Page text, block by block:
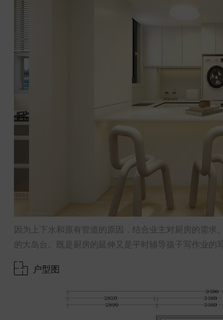
因为上下水和原有管道的原因，结合业主对厨房的需
的大岛台。既是厨房的延伸又是平时辅导孩子写作业的
户型图